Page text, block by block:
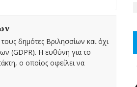
δημότες Βριλησσίων και όχι
(GDPR). Η ευθύνη για το
ο οποίος οφείλει να